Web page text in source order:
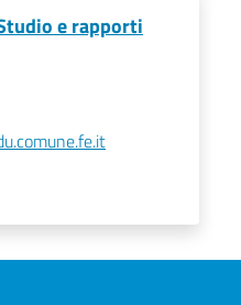
e rapporti